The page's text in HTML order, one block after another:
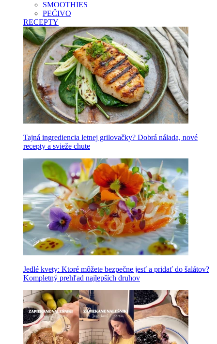
SMOOTHIES
PEČIVO
RECEPTY
Tajná ingrediencia letnej grilovačky? Dobrá nálada, nové
recepty a svieže chute
Jedlé kvety: Ktoré môžete bezpečne jesť a pridať do šalátov?
Kompletný prehľad najlepších druhov